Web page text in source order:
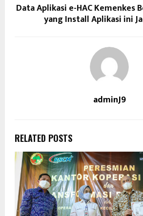
Data Aplikasi e-HAC Kemenkes
yang Install Aplikasi ini
adminJ9
RELATED POSTS